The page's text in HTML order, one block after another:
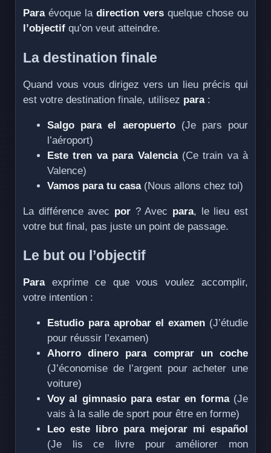
Paraévoque ladirection versquelque chose ou
l’objectif qu’on veut atteindre.
La destination finale
Quand vous vous dirigez vers un lieu précis qui
est votre destination finale, utilisez para:
Salgo para el aeropuerto(Je pars pour
l’aéroport)
Este tren va para Valencia(Ce train va à
Valence)
Vamos para tu casa(Nous allons chez toi)
La différence avec por ? Avec para, le lieu est
votre but final, pas juste un point de passage.
Le but ou l’objectif
Paraexprime ce que vous voulez accomplir,
votre intention :
Estudio para aprobar el examen (J’étudie
pour réussir l’examen)
Ahorro dinero para comprar un coche
(J’économise de l’argent pour acheter une
voiture)
Voy al gimnasio para estar en forma(Je
vais à la salle de sport pour être en forme)
Leo este libro para mejorar mi español
(Je lis ce livre pour améliorer mon